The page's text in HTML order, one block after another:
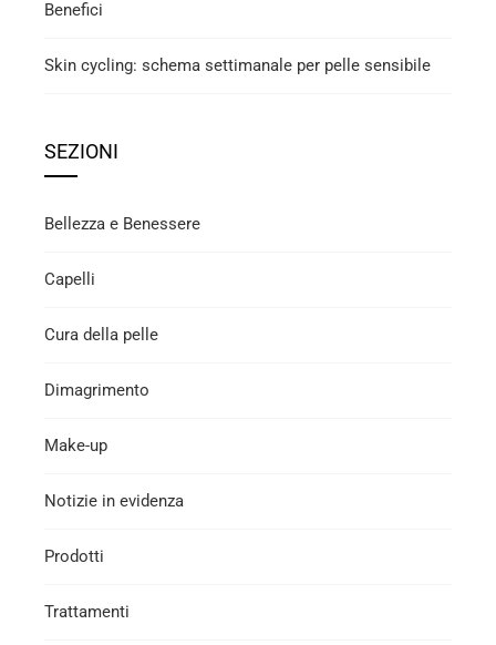
Benefici
Skin cycling: schema settimanale per pelle sensibile
SEZIONI
Bellezza e Benessere
Capelli
Cura della pelle
Dimagrimento
Make-up
Notizie in evidenza
Prodotti
Trattamenti